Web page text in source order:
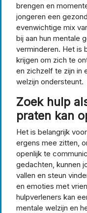
brengen en
jongeren een
evenwichtige mix
bij aan hun mentale
verminderen. Het is
krijgen om zich te
en zichzelf te zijn in
welzijn ondersteunt.
Zoek hulp
praten kan
Het is belangrijk
ergens mee zitten,
openlijk te
gedachten, kunnen
vallen en steun
en emoties met
hulpverleners kan
mentale welzijn en